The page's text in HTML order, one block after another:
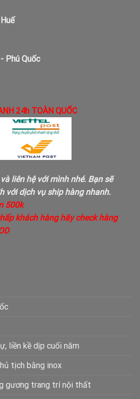
Phú Quốc
24h TOÀN QUỐC
liên hệ với mình nhé. Bạn sẽ
với dịch vụ ship hàng nhanh.
500k
khách hàng hãy check hàng
liền kề dịp cuối năm
tịch bằng inox
gương trang trí nội thất